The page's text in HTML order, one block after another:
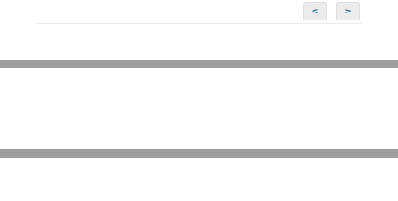
< >